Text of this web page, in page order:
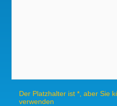
Der Platzhalter ist *, aber Sie
verwenden